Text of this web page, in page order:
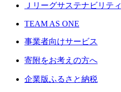
Ｊリーグサステナビリティ
TEAM AS ONE
事業者向けサービス
寄附をお考えの方へ
企業版ふるさと納税